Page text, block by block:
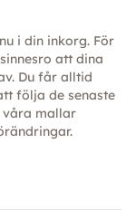
i din inkorg. För
att dina
Du får alltid
följa de senaste
våra mallar